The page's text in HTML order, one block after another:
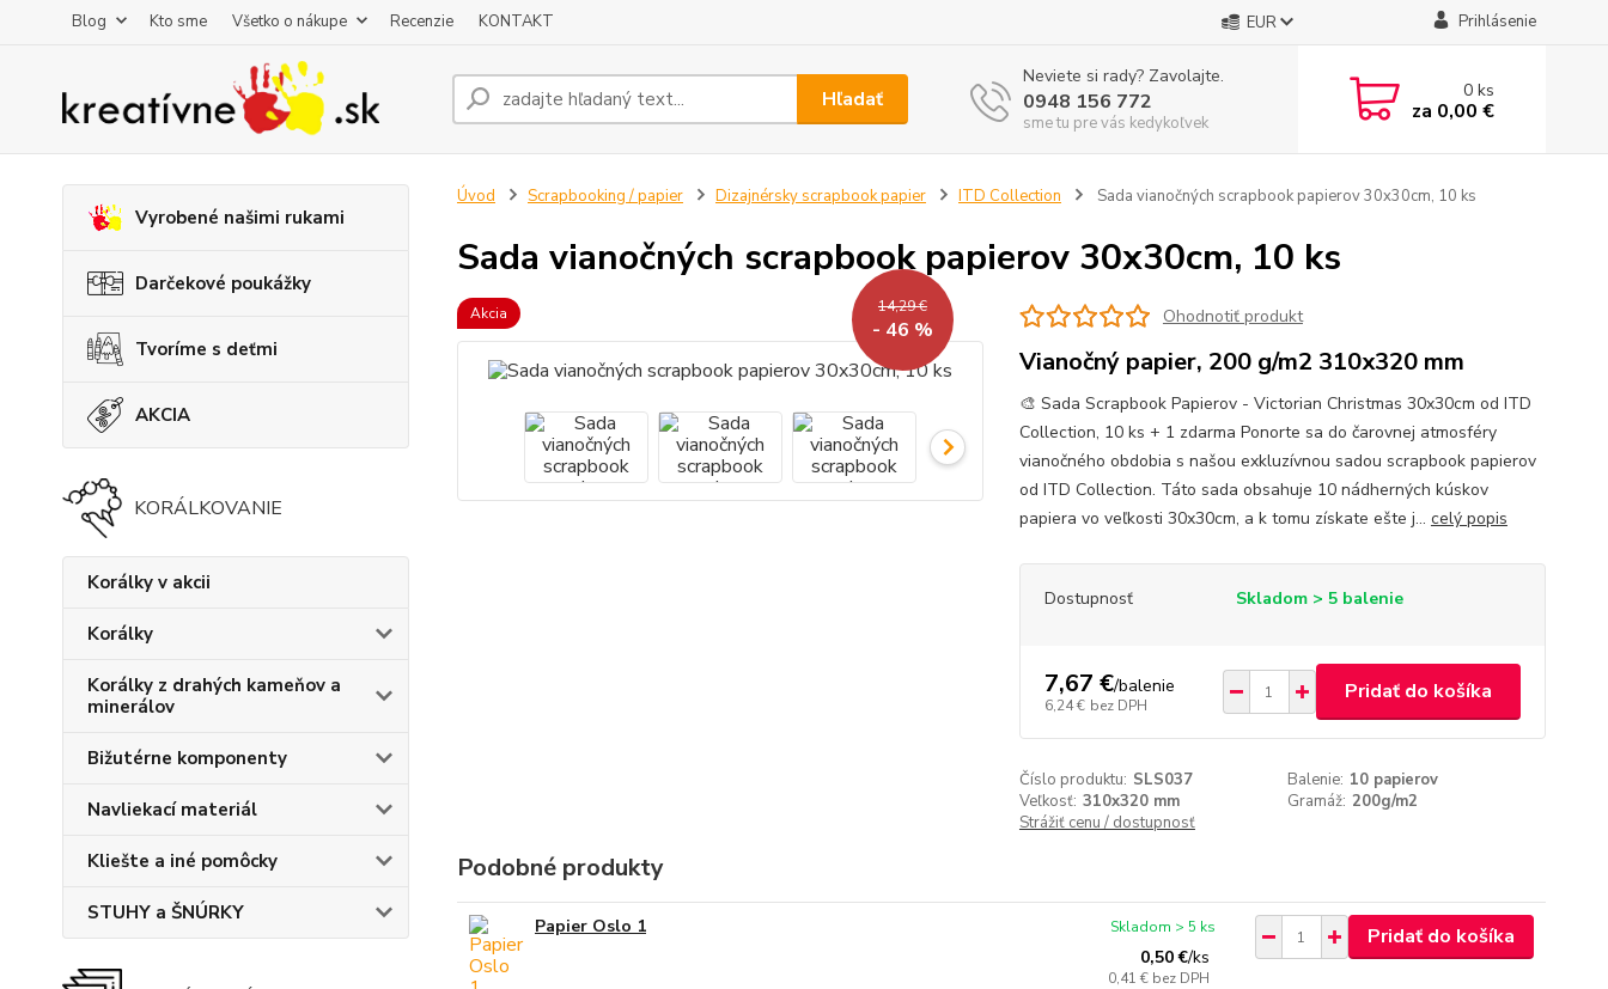
Blog Kto sme Všetko o nákupe Recenzie KONTAKT EUR Prihlásenie
Hľadať
Neviete si rady? Zavolajte.
0948 156 772
sme tu pre vás kedykoľvek
0ks
za 0,00 €
Vyrobené našimi rukami
Darčekové poukážky
Tvoríme s deťmi
AKCIA
KORÁLKOVANIE
Korálky v akcii
Korálky
Korálky z drahých kameňov a
minerálov
Bižutérne komponenty
Navliekací materiál
Kliešte a iné pomôcky
STUHY a ŠNÚRKY
Úvod Scrapbooking / papier Dizajnérsky scrapbook papier ITD Collection Sada vianočných scrapbook papierov 30x30cm, 10 ks
Sada vianočných scrapbook papierov 30x30cm, 10 ks
Akcia 14,29 €
- 46 %
Ohodnotiť produkt
Vianočný papier, 200 g/m2 310x320 mm
🎨 Sada Scrapbook Papierov - Victorian Christmas 30x30cm od ITD
Collection, 10 ks + 1 zdarma Ponorte sa do čarovnej atmosféry
vianočného obdobia s našou exkluzívnou sadou scrapbook papierov
od ITD Collection. Táto sada obsahuje 10 nádherných kúskov
papiera vo veľkosti 30x30cm, a k tomu získate ešte j... celý popis
Dostupnosť Skladom > 5 balenie
7,67 €/balenie
6,24 € bez DPH
Pridať do košíka
Číslo produktu: SLS037 Balenie: 10 papierov
Veľkosť: 310x320 mm Gramáž: 200g/m2
Strážiť cenu / dostupnosť
Podobné produkty
Papier Oslo 1
0,50 €/ks
0,41 € bez DPH
Skladom > 5 ks Pridať do košíka